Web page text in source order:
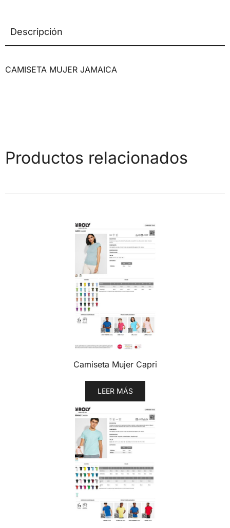
Descripción
CAMISETA MUJER JAMAICA
Productos relacionados
Camiseta Mujer Capri
LEER MÁS